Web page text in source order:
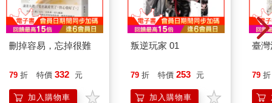
刪掉容易，忘掉很難
79 折 特價 332 元
加入購物車
叛逆玩家 01
79 折 特價 253 元
加入購物車
臺
79 折